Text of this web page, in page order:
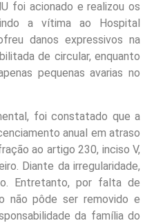
foi acionado e realizou os
a vítima ao Hospital
danos expressivos na
de circular, enquanto
pequenas avarias no
foi constatado que a
anual em atraso
ao artigo 230, inciso V,
Diante da irregularidade,
Entretanto, por falta de
não pôde ser removido e
da família do